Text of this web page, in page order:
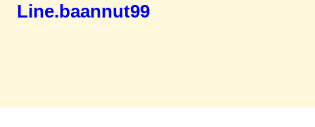
Line.baannut99